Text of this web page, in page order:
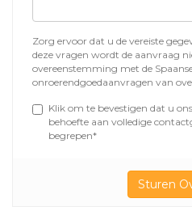
Zorg ervoor dat u de vereiste
deze vragen wordt de aanvraag
overeenstemming met de
onroerendgoedaanvragen van
Klik om te bevestigen dat u ons
behoefte aan volledige
begrepen*